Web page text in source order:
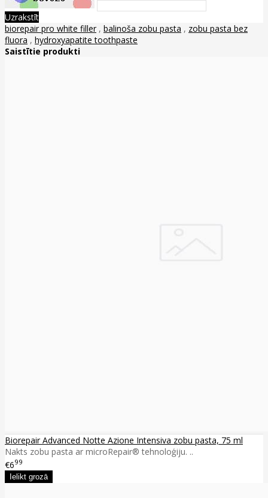
Uzrakstīt
biorepair pro white filler , balinoša zobu pasta , zobu pasta bez
fluora , hydroxyapatite toothpaste
Saistītie produkti
Biorepair Advanced Notte Azione Intensiva zobu pasta, 75 ml
Nakts zobu pasta ar microRepair® tehnoloģiju. ..
€699